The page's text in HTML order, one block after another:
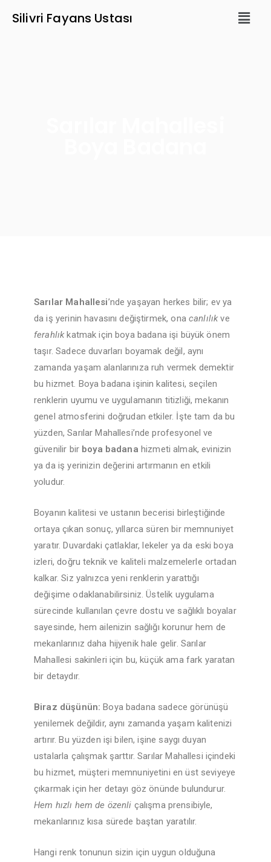
Silivri Fayans Ustası
Sarılar Mahallesi’nde yaşayan herkes bilir; ev ya
da iş yerinin havasını değiştirmek, ona canlılıkve
ferahlıkkatmak için boya badana işi büyük önem
taşır. Sadece duvarları boyamak değil, aynı
zamanda yaşam alanlarınıza ruh vermek demektir
bu hizmet. Boya badana işinin kalitesi, seçilen
renklerin uyumu ve uygulamanın titizliği, mekanın
genel atmosferini doğrudan etkiler. İşte tam da bu
yüzden, Sarılar Mahallesi’nde profesyonel ve
güvenilir bir boya badana hizmeti almak, evinizin
ya da iş yerinizin değerini artırmanın en etkili
yoludur.
Boyanın kalitesi ve ustanın becerisi birleştiğinde
ortaya çıkan sonuç, yıllarca süren bir memnuniyet
yaratır. Duvardaki çatlaklar, lekeler ya da eski boya
izleri, doğru teknik ve kaliteli malzemelerle ortadan
kalkar. Siz yalnızca yeni renklerin yarattığı
değişime odaklanabilirsiniz. Üstelik uygulama
sürecinde kullanılan çevre dostu ve sağlıklı boyalar
sayesinde, hem ailenizin sağlığı korunur hem de
mekanlarınız daha hijyenik hale gelir. Sarılar
Mahallesi sakinleri için bu, küçük ama fark yaratan
bir detaydır.
Biraz düşünün: Boya badana sadece görünüşü
yenilemek değildir, aynı zamanda yaşam kalitenizi
artırır. Bu yüzden işi bilen, işine saygı duyan
ustalarla çalışmak şarttır. Sarılar Mahallesi içindeki
bu hizmet, müşteri memnuniyetini en üst seviyeye
çıkarmak için her detayı göz önünde bulundurur.
Hem hızlı hem de özenli çalışma prensibiyle,
mekanlarınız kısa sürede baştan yaratılır.
Hangi renk tonunun sizin için uygun olduğuna